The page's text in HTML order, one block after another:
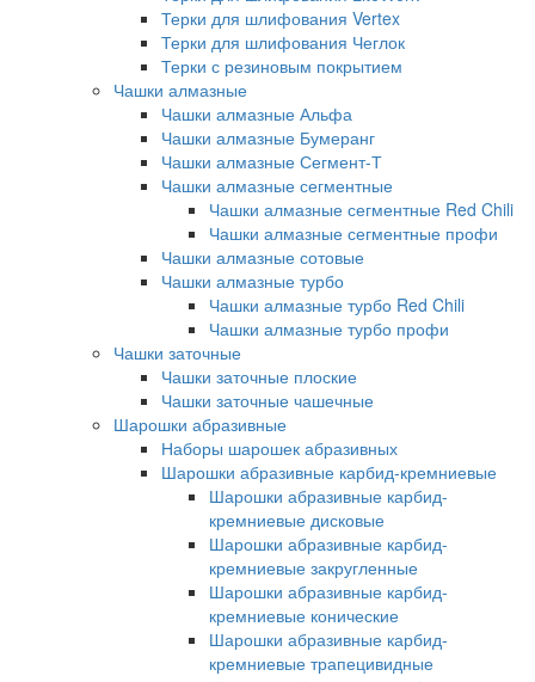
Терки для шлифования Vertex
Терки для шлифования Чеглок
Терки с резиновым покрытием
Чашки алмазные
Чашки алмазные Альфа
Чашки алмазные Бумеранг
Чашки алмазные Сегмент-Т
Чашки алмазные сегментные
Чашки алмазные сегментные Red Chili
Чашки алмазные сегментные профи
Чашки алмазные сотовые
Чашки алмазные турбо
Чашки алмазные турбо Red Chili
Чашки алмазные турбо профи
Чашки заточные
Чашки заточные плоские
Чашки заточные чашечные
Шарошки абразивные
Наборы шарошек абразивных
Шарошки абразивные карбид-кремниевые
Шарошки абразивные карбид-
кремниевые дисковые
Шарошки абразивные карбид-
кремниевые закругленные
Шарошки абразивные карбид-
кремниевые конические
Шарошки абразивные карбид-
кремниевые трапецивидные